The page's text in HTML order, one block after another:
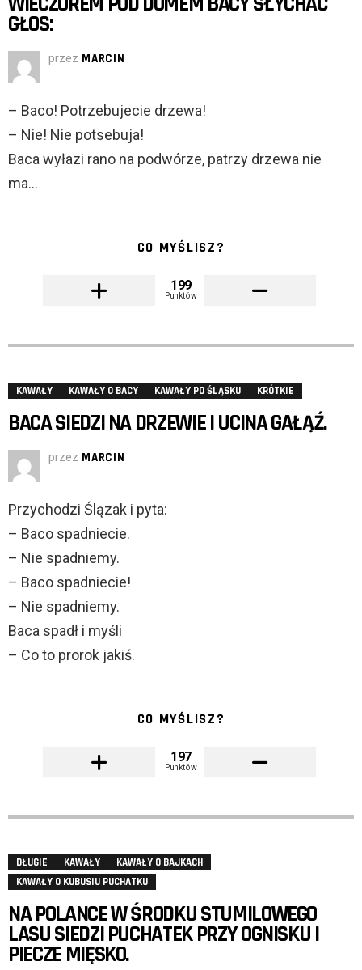
GŁOS:
przez MARCIN
– Baco! Potrzebujecie drzewa!
– Nie! Nie potsebuja!
Baca wyłazi rano na podwórze, patrzy drzewa nie
ma…
CO MYŚLISZ?
199
Punktów
KAWAŁY KAWAŁY O BACY KAWAŁY PO ŚLĄSKU KRÓTKIE
BACA SIEDZI NA DRZEWIE I UCINA GAŁĄŹ.
przez MARCIN
Przychodzi Ślązak i pyta:
– Baco spadniecie.
– Nie spadniemy.
– Baco spadniecie!
– Nie spadniemy.
Baca spadł i myśli
– Co to prorok jakiś.
CO MYŚLISZ?
197
Punktów
DŁUGIE KAWAŁY
KAWAŁY O BAJKACH
KAWAŁY O KUBUSIU PUCHATKU
NA POLANCE W ŚRODKU STUMILOWEGO
LASU SIEDZI PUCHATEK PRZY OGNISKU I
PIECZE MIĘSKO.